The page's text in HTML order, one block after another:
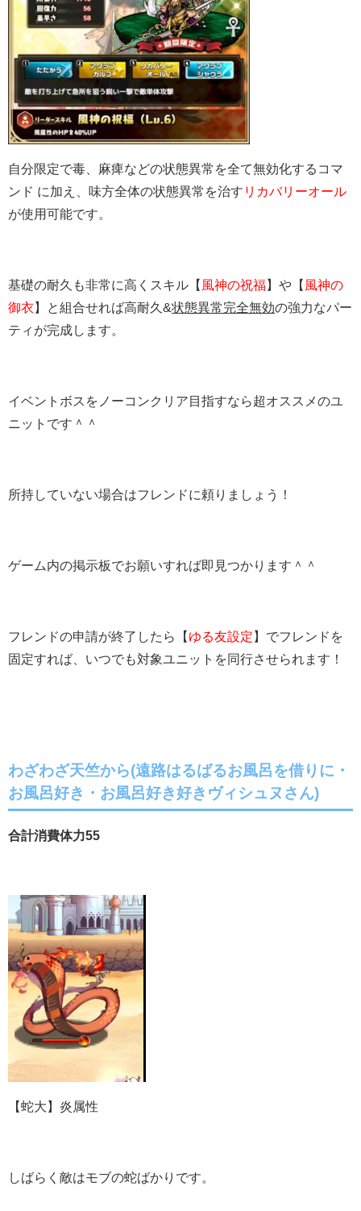
自分限定で毒、麻痺などの状態異常を全て無効化するコマ
ンド に加え、味方全体の状態異常を治す リカバリーオール
が使用可能です。
基礎の耐久も非常に高くスキル【 風神の祝福】や【 風神の
御衣 】と組合せれば高耐久&状態異常完全無効の強力なパー
ティが完成します。
イベントボスをノーコンクリア目指すなら超オススメのユ
ニットです＾＾
所持していない場合はフレンドに頼りましょう！
ゲーム内の掲示板でお願いすれば即見つかります＾＾
フレンドの申請が終了したら【 ゆる友設定 】でフレンドを
固定すれば、いつでも対象ユニットを同行させられます！
わざわざ天竺から(遠路はるばるお風呂を借りに・
お風呂好き・お風呂好き好きヴィシュヌさん)
合計消費体力55
【蛇大】炎属性
しばらく敵はモブの蛇ばかりです。